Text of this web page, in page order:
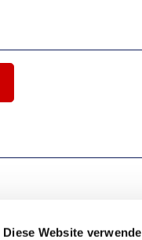
Diese Website